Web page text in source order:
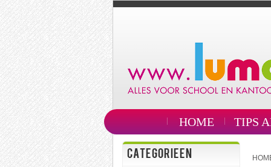
HOME TIPS
CATEGORIEEN